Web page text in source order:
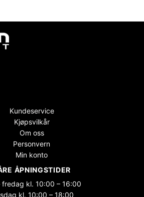
Kundeservice
Kjøpsvilkår
Om oss
Personvern
Min konto
ÅPNINGSTIDER
fredag kl. 10:00 – 16:00
kl. 10:00 – 18:00